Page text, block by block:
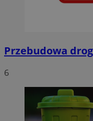
Przebudowa
6